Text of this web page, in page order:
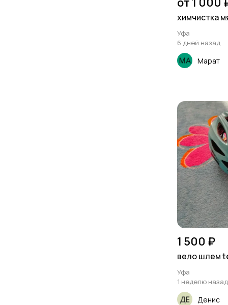
химчистка
Уфа
6 дней назад
Марат
1 500 ₽
вело шлем
Уфа
1 неделю назад
Денис